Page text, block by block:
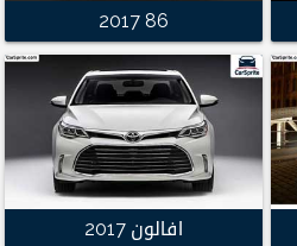
86 2017
افالون 2017